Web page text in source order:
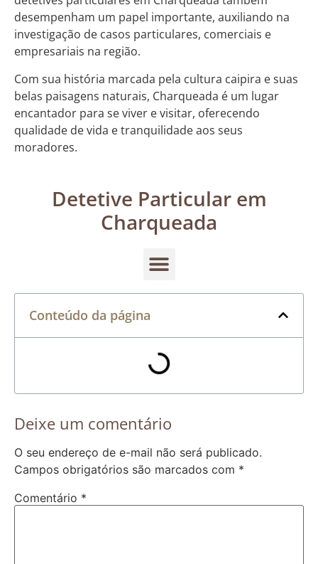
desempenham um papel importante, auxiliando na
investigação de casos particulares, comerciais e
empresariais na região.
Com sua história marcada pela cultura caipira e suas
belas paisagens naturais, Charqueada é um lugar
encantador para se viver e visitar, oferecendo
qualidade de vida e tranquilidade aos seus
moradores.
Detetive Particular em
Charqueada
Conteúdo da página
Deixe um comentário
O seu endereço de e-mail não será publicado.
Campos obrigatórios são marcados com *
Comentário *